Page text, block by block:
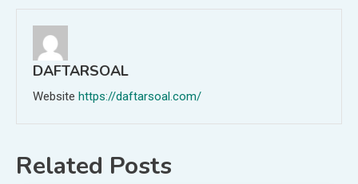
DAFTARSOAL
Website https://daftarsoal.com/
Related Posts